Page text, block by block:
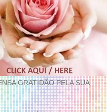
GRATIDÃO PELA SUA